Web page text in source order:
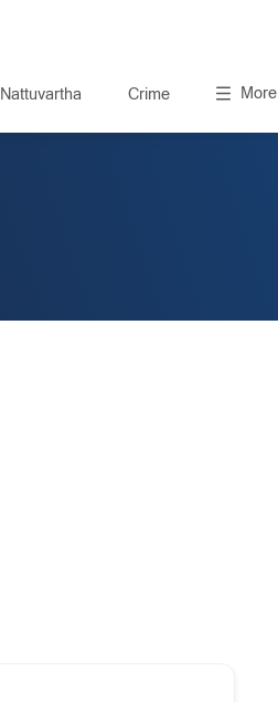
Nattuvartha Crime More